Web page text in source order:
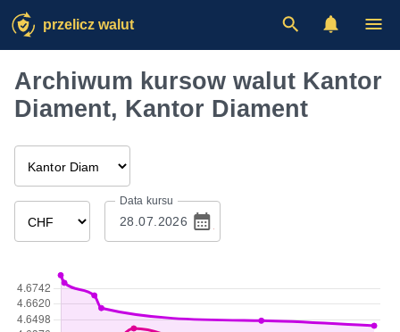
przelicz walut
Archiwum kursow walut Kantor
Diament, Kantor Diament
Data kursu